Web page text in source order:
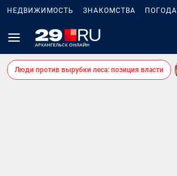
НЕДВИЖИМОСТЬ ЗНАКОМСТВА ПОГОДА
Люди против вырубки леса: позиция власти